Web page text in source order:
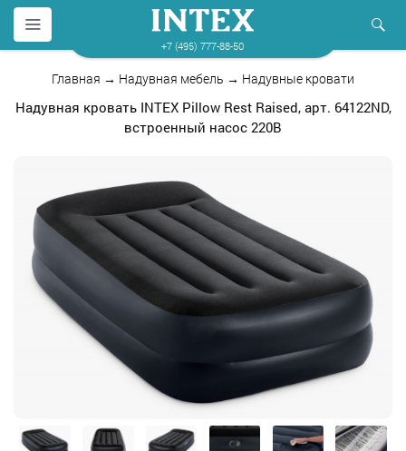
+7 (495) 777-88-50
Главная → Надувная мебель → Надувные кровати
Надувная кровать INTEX Pillow Rest Raised, арт. 64122ND,
встроенный насос 220В